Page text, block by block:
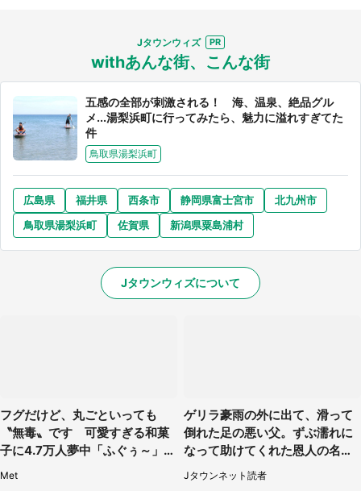
Jタウンウィズ
withあんな街、こんな街
五感の全部が刺激される！ 海、温泉、絶品グル
メ...湯梨浜町に行ってみたら、魅力に溢れすぎてた
件
鳥取県湯梨浜町
広島県 福井県 西条市 静岡県富士宮市
北九州市
鳥取県湯梨浜町
佐賀県 新潟県粟島浦村
Jタウンウィズについて
フグだけど、丸ごといっても
〝無毒〟です 可愛すぎる和菓
子に4.7万人夢中「ふぐぅ～」
Met
ゲリラ豪雨の外に出て、滑って
倒れた足の悪い父。ずぶ濡れに
なって助けてくれた恩人の名前
Jタウンネット読者